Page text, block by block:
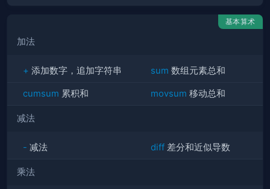
基本算术
加法
+ 添加数字，追加字符串 sum 数组元素总和
cumsum 累积和 movsum 移动总和
减法
- 减法 diff 差分和近似导数
乘法